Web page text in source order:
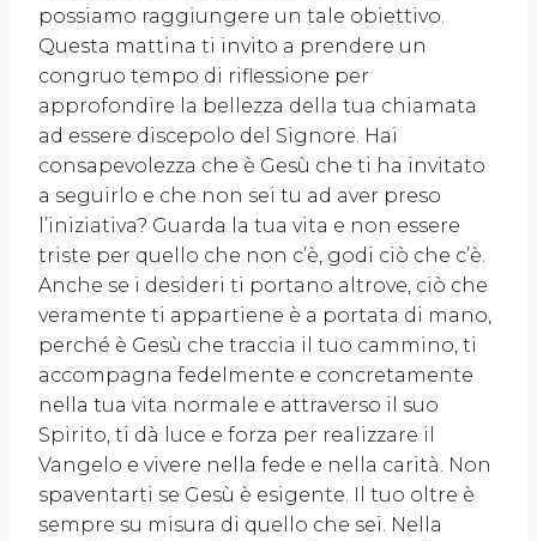
possiamo raggiungere un tale obiettivo.
Questa mattina ti invito a prendere un
congruo tempo di riflessione per
approfondire la bellezza della tua chiamata
ad essere discepolo del Signore. Hai
consapevolezza che è Gesù che ti ha invitato
a seguirlo e che non sei tu ad aver preso
l’iniziativa? Guarda la tua vita e non essere
triste per quello che non c’è, godi ciò che c’è.
Anche se i desideri ti portano altrove, ciò che
veramente ti appartiene è a portata di mano,
perché è Gesù che traccia il tuo cammino, ti
accompagna fedelmente e concretamente
nella tua vita normale e attraverso il suo
Spirito, ti dà luce e forza per realizzare il
Vangelo e vivere nella fede e nella carità. Non
spaventarti se Gesù è esigente. Il tuo oltre è
sempre su misura di quello che sei. Nella